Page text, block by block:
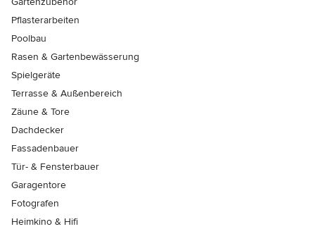
Pflasterarbeiten
Poolbau
Rasen & Gartenbewässerung
Spielgeräte
Terrasse & Außenbereich
Zäune & Tore
Dachdecker
Fassadenbauer
Tür- & Fensterbauer
Garagentore
Fotografen
Heimkino & Hifi